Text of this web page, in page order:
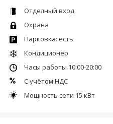
Отделный вход
Охрана
Парковка: есть
Кондиционер
Часы работы 10:00-20:00
С учётом НДС
Мощность сети 15 кВт